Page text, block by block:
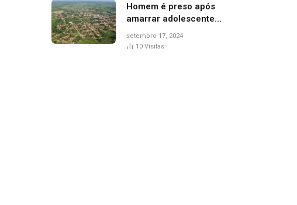
Homem é preso após
amarrar adolescente
suspeito de furto em
estaca de cerca e
setembro 17, 2024
10 Visitas